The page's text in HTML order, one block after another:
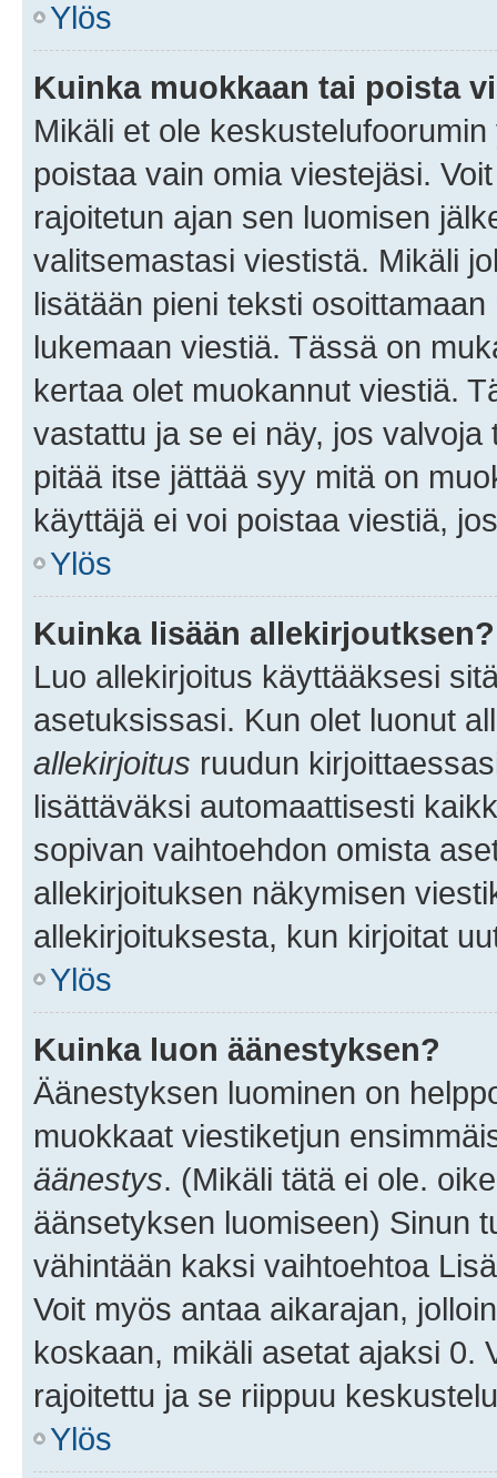
Ylös
Kuinka muokkaan tai poista
Mikäli et ole
poistaa vain omia viestejäsi.
rajoitetun ajan sen luomisen
valitsemastasi viestistä. Mikäli
lisätään pieni teksti
lukemaan viestiä. Tässä on
kertaa olet muokannut viestiä.
vastattu ja se ei näy, jos
pitää itse jättää syy mitä on
käyttäjä ei voi poistaa viestiä,
Ylös
Kuinka lisään allekirjoutksen?
Luo allekirjoitus käyttääksesi
asetuksissasi. Kun olet luonut
allekirjoitus ruudun
lisättäväksi automaattisesti
sopivan vaihtoehdon omista
allekirjoituksen näkymisen
allekirjoituksesta, kun kirjoitat
Ylös
Kuinka luon äänestyksen?
Äänestyksen luominen on
muokkaat viestiketjun
äänestys. (Mikäli tätä ei ole.
äänsetyksen luomiseen) Sinun
vähintään kaksi vaihtoehtoa
Voit myös antaa aikarajan,
koskaan, mikäli asetat ajaksi 0.
rajoitettu ja se riippuu
Ylös